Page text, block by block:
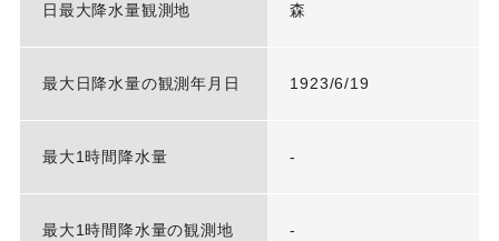
日最大降水量観測地 森
最大日降水量の観測年月日 1923/6/19
最大1時間降水量 -
最大1時間降水量の観測地 -